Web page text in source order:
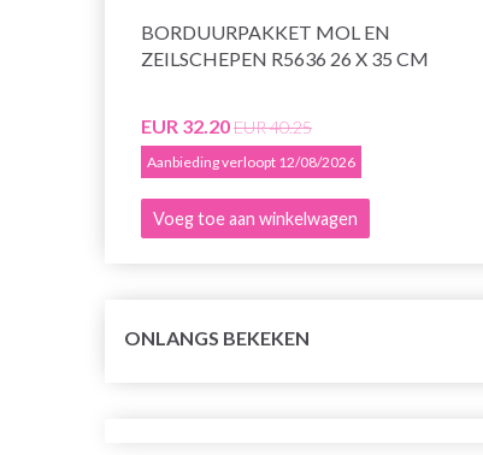
BORDUURPAKKET MOL EN
ZEILSCHEPEN R5636 26 X 35 CM
EUR 32.20EUR 40.25
Aanbieding verloopt 12/08/2026
Voeg toe aan winkelwagen
ONLANGS BEKEKEN